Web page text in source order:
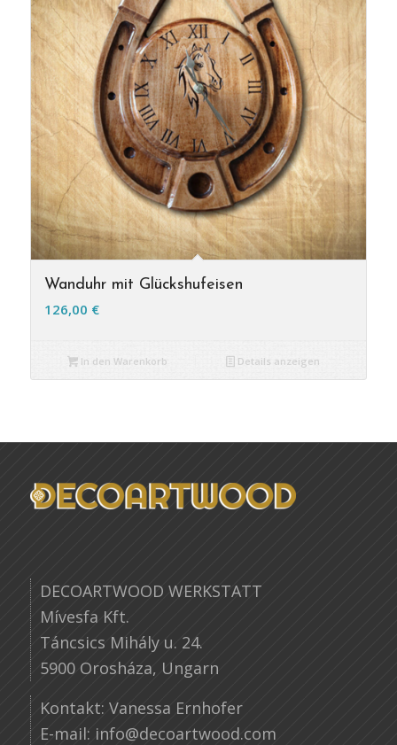
Wanduhr mit Glückshufeisen
126,00 €
In den Warenkorb Details anzeigen
DECOARTWOOD WERKSTATT
Mívesfa Kft.
Táncsics Mihály u. 24.
5900 Orosháza, Ungarn
Kontakt: Vanessa Ernhofer
E-mail: info@decoartwood.com